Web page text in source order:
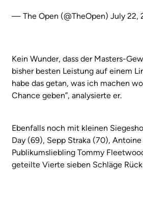
— The Open (@TheOpen) July 22,
Kein Wunder, dass der Masters-
bisher besten Leistung auf einem
habe das getan, was ich machen
Chance geben”, analysierte er.
Ebenfalls noch mit kleinen
Day (69), Sepp Straka (70),
Publikumsliebling Tommy
geteilte Vierte sieben Schläge